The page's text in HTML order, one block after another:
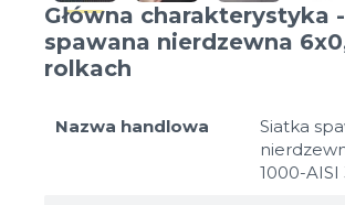
Główna charakterystyka
spawana nierdzewna
rolkach
Nazwa handlowa
Siatka
1000-AISI